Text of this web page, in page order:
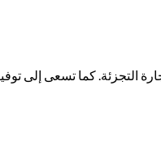
التجزئة. كما تسعى إلى